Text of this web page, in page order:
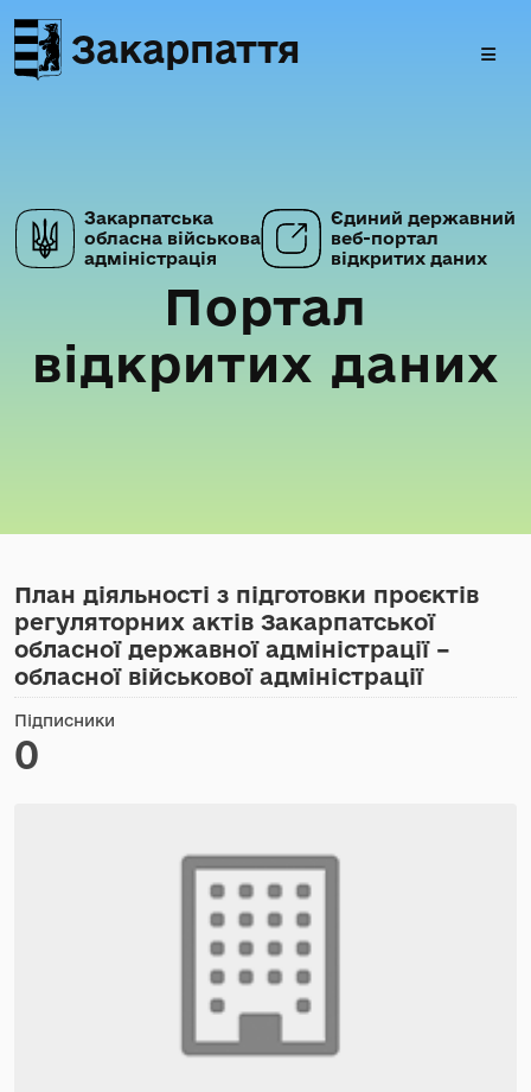
Закарпаття
Закарпатська
обласна військова
адміністрація
Єдиний державний
веб-портал
відкритих даних
Портал
відкритих даних
План діяльності з підготовки проєктів
регуляторних актів Закарпатської
обласної державної адміністрації –
обласної військової адміністрації
Підписники
0